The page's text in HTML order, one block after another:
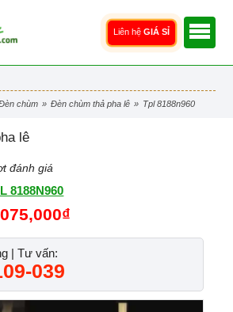
Liên hệ GIÁ SỈ
đèn chùm » đèn chùm thả pha lê » tpl 8188n960
lê
đánh giá
8188N960
| Tư vấn:
039